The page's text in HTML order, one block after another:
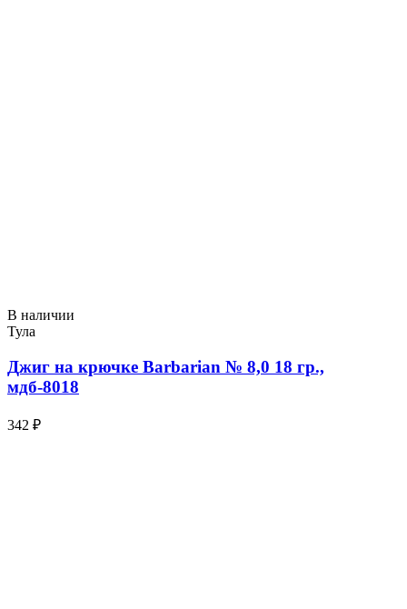
В наличии
Тула
Джиг на крючке Barbarian № 8,0 18 гр.,
мдб-8018
342 ₽